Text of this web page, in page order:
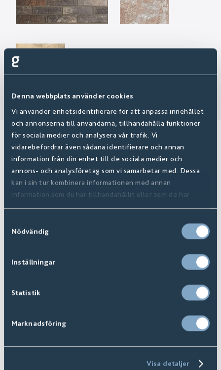
Denna webbplats använder cookies
Vi använder enhetsidentifierare för att anpassa innehållet
och annonserna till användarna, tillhandahålla funktioner
för sociala medier och analysera vår trafik. Vi
vidarebefordrar även sådana identifierare och annan
information från din enhet till de sociala medier och
annons- och analysföretag som vi samarbetar med. Dessa
kan i sin tur kombinera informationen med annan
information som du har tillhandahållit eller som de har
samlat in när du har använt deras tjänster.
Nödvändig
Inställningar
Statistik
Marknadsföring
Visa detaljer
KAKEL & KLINKER
Byta golv i huset, sätta kökskakel eller renovera
badrummet? Vi har kakel och klinker som passar till
hela hemmet. Sortimentet är noga utvalt för den
skandinaviska stilen och här hittar du inspiration med
inslag av betong, sten och klassisk marmor.